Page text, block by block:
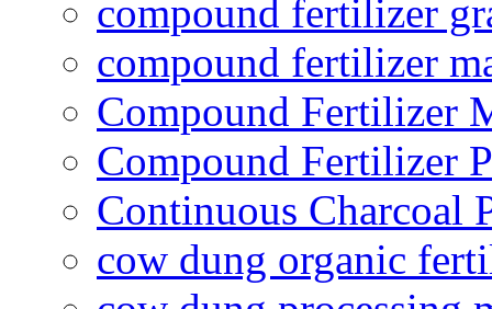
compound fertilizer
compound fertilizer
Compound Fertilizer
Compound Fertilizer
Continuous Charcoal
cow dung organic